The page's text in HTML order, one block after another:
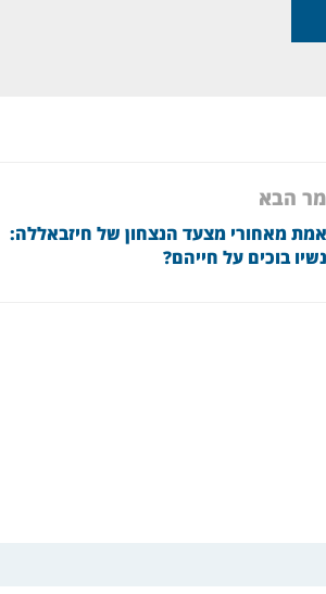
הבא
מאחורי מצעד הנצחון של חיזבאללה:
בוכים על חייהם?